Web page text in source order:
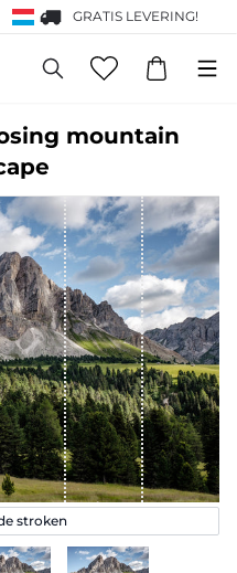
GRATIS LEVERING!
mountain
stroken